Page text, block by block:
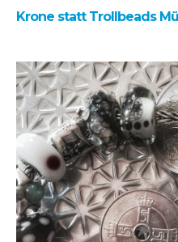
Krone statt Trollbeads